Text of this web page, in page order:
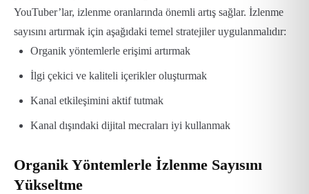
YouTuber’lar, izlenme oranlarında önemli artış sağlar. İzlenme
sayısını artırmak için aşağıdaki temel stratejiler uygulanmalıdır:
Organik yöntemlerle erişimi artırmak
İlgi çekici ve kaliteli içerikler oluşturmak
Kanal etkileşimini aktif tutmak
Kanal dışındaki dijital mecraları iyi kullanmak
Organik Yöntemlerle İzlenme Sayısını
Yükseltme